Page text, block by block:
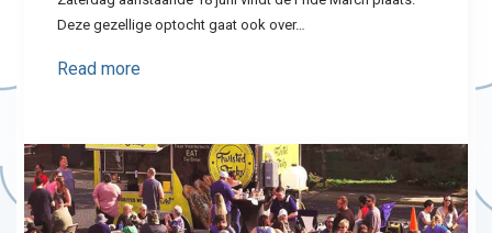
Deze gezellige optocht gaat ook over…
Read more